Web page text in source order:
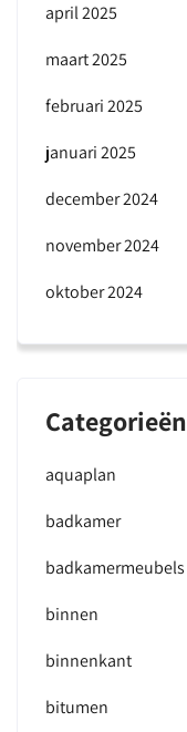
april 2025
maart 2025
februari 2025
januari 2025
december 2024
november 2024
oktober 2024
Categorieën
aquaplan
badkamer
badkamermeubels
binnen
binnenkant
bitumen